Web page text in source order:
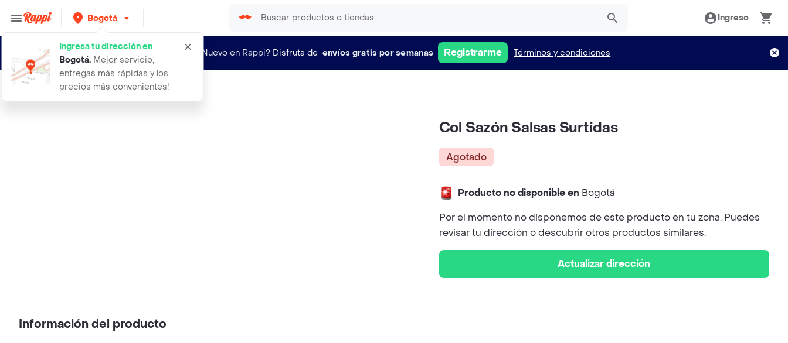
Bogotá
Ingresa tu dirección en
Bogotá. Mejor servicio,
entregas más rápidas y los
precios más convenientes!
Ingreso
¿Nuevo en Rappi? Disfruta de envíos gratis por semanas Registrarme Términos y condiciones
col sazon salsas surtidas
Col Sazón Salsas Surtidas
Agotado
Producto no disponible en Bogotá
Por el momento no disponemos de este producto en tu zona. Puedes
revisar tu dirección o descubrir otros productos similares.
Actualizar dirección
Información del producto